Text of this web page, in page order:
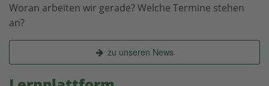
Woran arbeiten wir gerade? Welche Termine stehen
an?
zu unseren News